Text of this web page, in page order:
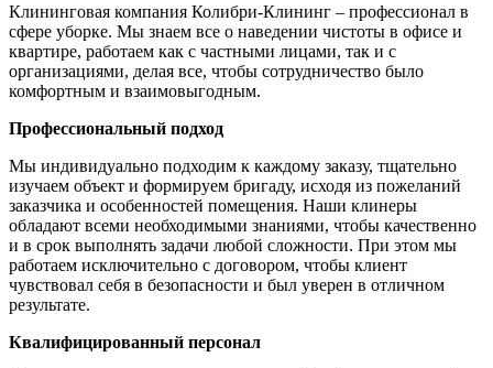
Клининговая компания Колибри-Клининг – профессионал в
сфере уборке. Мы знаем все о наведении чистоты в офисе и
квартире, работаем как с частными лицами, так и с
организациями, делая все, чтобы сотрудничество было
комфортным и взаимовыгодным.
Профессиональный подход
Мы индивидуально подходим к каждому заказу, тщательно
изучаем объект и формируем бригаду, исходя из пожеланий
заказчика и особенностей помещения. Наши клинеры
обладают всеми необходимыми знаниями, чтобы качественно
и в срок выполнять задачи любой сложности. При этом мы
работаем исключительно с договором, чтобы клиент
чувствовал себя в безопасности и был уверен в отличном
результате.
Квалифицированный персонал